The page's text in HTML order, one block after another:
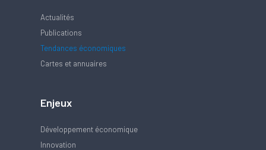
Actualités
Publications
Tendances économiques
Cartes et annuaires
Enjeux
Développement économique
Innovation